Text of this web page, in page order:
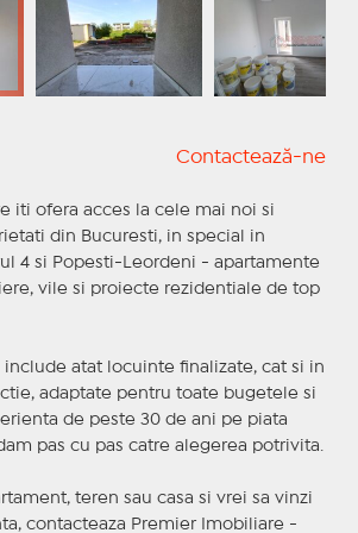
Contactează-ne
iti ofera acces la cele mai noi si
din Bucuresti, in special in
4 si Popesti-Leordeni - apartamente
vile si proiecte rezidentiale de top
atat locuinte finalizate, cat si in
adaptate pentru toate bugetele si
de peste 30 de ani pe piata
pas cu pas catre alegerea potrivita.
teren sau casa si vrei sa vinzi
contacteaza Premier Imobiliare -